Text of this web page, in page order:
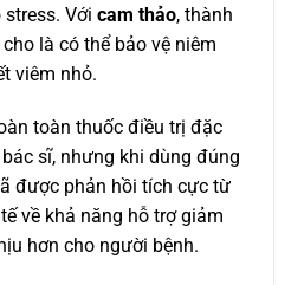
Với cam thảo, thành
là có thể bảo vệ niêm
viêm nhỏ.
toàn thuốc điều trị đặc
sĩ, nhưng khi dùng đúng
được phản hồi tích cực từ
về khả năng hỗ trợ giảm
hơn cho người bệnh.